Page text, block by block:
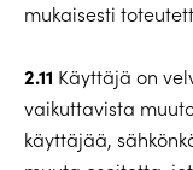
mukaisesti
2.11 Käyttäjä on
vaikuttavista
käyttäjää,